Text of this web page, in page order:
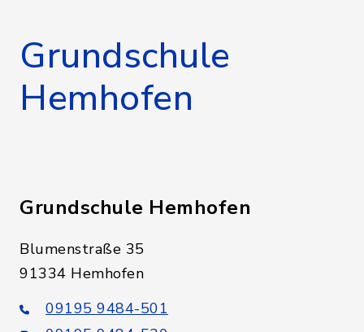
Grundschule
Hemhofen
Grundschule Hemhofen
Blumenstraße 35
91334 Hemhofen
09195 9484-501